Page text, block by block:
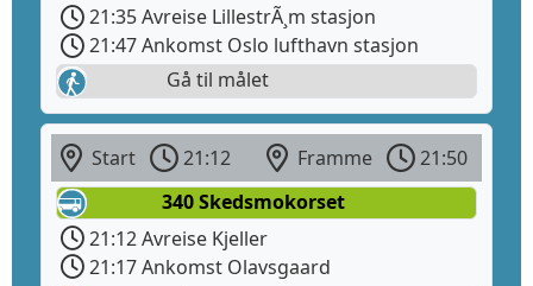
21:35 Avreise LillestrÃ¸m stasjon
21:47 Ankomst Oslo lufthavn stasjon
Gå til målet
Start 21:12 Framme
21:50
340 Skedsmokorset
21:12 Avreise Kjeller
21:17 Ankomst Olavsgaard